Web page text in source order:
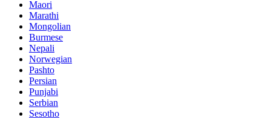
Maori
Marathi
Mongolian
Burmese
Nepali
Norwegian
Pashto
Persian
Punjabi
Serbian
Sesotho